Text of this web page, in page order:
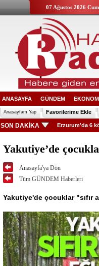
07 Ağustos 2026
ANASAYFA GÜNDEM
Anasayfam Yap Favorilerime Ekle
SON DAKİKA Erzurum'da 6
Yakutiye’de
Anasayfa'ya Dön
Tüm GÜNDEM Haberleri
Yakutiye'de çocuklar "sıfır